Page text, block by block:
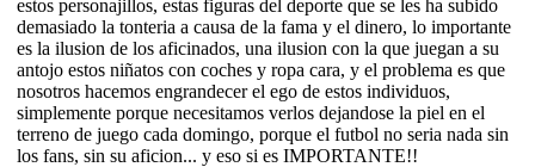
estos personajillos, estas figuras del deporte que se les ha subido
demasiado la tonteria a causa de la fama y el dinero, lo importante
es la ilusion de los aficinados, una ilusion con la que juegan a su
antojo estos niñatos con coches y ropa cara, y el problema es que
nosotros hacemos engrandecer el ego de estos individuos,
simplemente porque necesitamos verlos dejandose la piel en el
terreno de juego cada domingo, porque el futbol no seria nada sin
los fans, sin su aficion... y eso si es IMPORTANTE!!